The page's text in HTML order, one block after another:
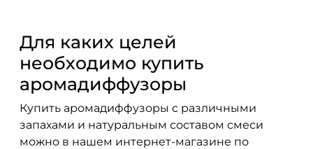
Для каких целей
необходимо купить
аромадиффузоры
Купить аромадиффузоры с различными
запахами и натуральным составом смеси
можно в нашем интернет-магазине по